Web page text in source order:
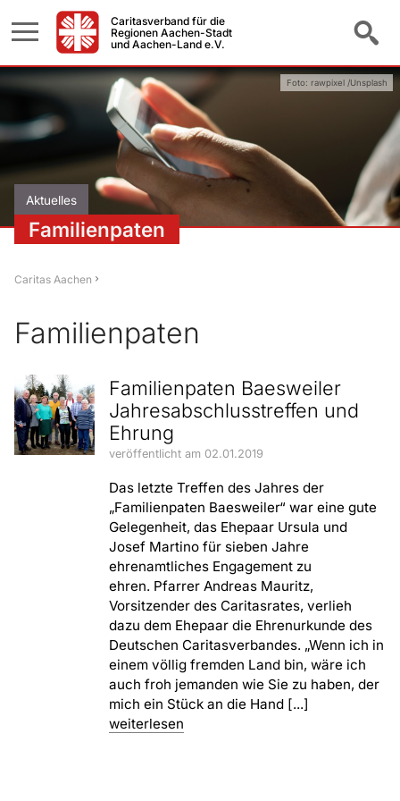
Caritasverband für die
Regionen Aachen-Stadt
und Aachen-Land e.V.
Aktuelles
Familienpaten
Foto: rawpixel /Unsplash
Caritas Aachen
Familienpaten
Familienpaten Baesweiler
Jahresabschlusstreffen und
Ehrung
veröffentlicht am 02.01.2019
Das letzte Treffen des Jahres der
„Familienpaten Baesweiler“ war eine gute
Gelegenheit, das Ehepaar Ursula und
Josef Martino für sieben Jahre
ehrenamtliches Engagement zu
ehren. Pfarrer Andreas Mauritz,
Vorsitzender des Caritasrates, verlieh
dazu dem Ehepaar die Ehrenurkunde des
Deutschen Caritasverbandes. „Wenn ich in
einem völlig fremden Land bin, wäre ich
auch froh jemanden wie Sie zu haben, der
mich ein Stück an die Hand [...]
weiterlesen